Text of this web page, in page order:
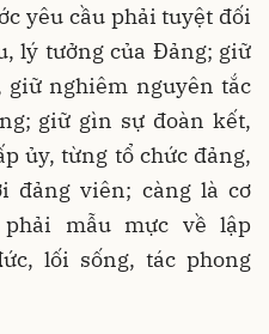
yêu cầu phải tuyệt đối
lý tưởng của Đảng; giữ
nghiêm nguyên tắc
giữ gìn sự đoàn kết,
ủy, từng tổ chức đảng,
đảng viên; càng là cơ
mẫu mực về lập
lối sống, tác phong